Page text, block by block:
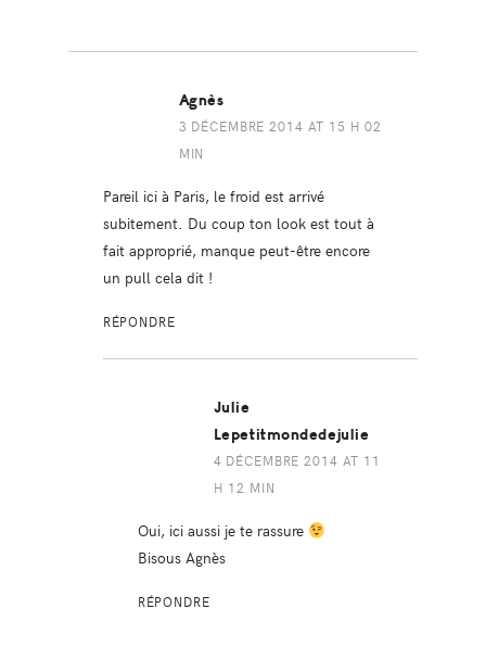
Agnès
3 DÉCEMBRE 2014 AT 15 H 02
MIN
Pareil ici à Paris, le froid est arrivé
subitement. Du coup ton look est tout à
fait approprié, manque peut-être encore
un pull cela dit !
RÉPONDRE
Julie
Lepetitmondedejulie
4 DÉCEMBRE 2014 AT 11
H 12 MIN
Oui, ici aussi je te rassure
Bisous Agnès
RÉPONDRE